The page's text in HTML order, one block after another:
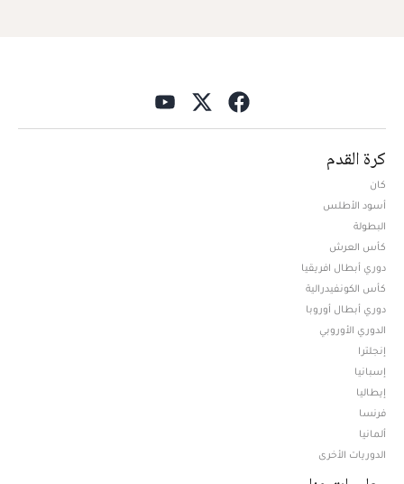
كرة القدم
كان
أسود الأطلس
البطولة
كأس العرش
دوري أبطال افريقيا
كأس الكونفيدرالية
دوري أبطال أوروبا
الدوري الأوروبي
إنجلترا
إسبانيا
إيطاليا
فرنسا
ألمانيا
الدوريات الأخرى